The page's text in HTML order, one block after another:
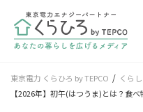
東京電力 くらひろ by TEPCO くらし
【2026年】初午(はつうま)とは？食